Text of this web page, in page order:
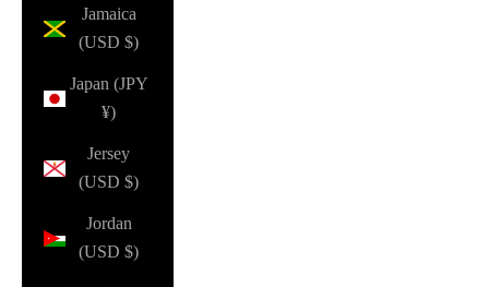
Jamaica
(USD $)
Japan (JPY
¥)
Jersey
(USD $)
Jordan
(USD $)